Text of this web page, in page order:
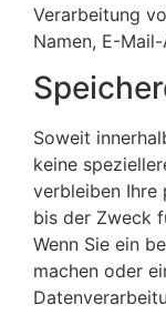
Verarbeitung
Namen, E-
Soweit
keine
verbleiben Ihre
bis der Zweck
Wenn Sie ein
machen oder